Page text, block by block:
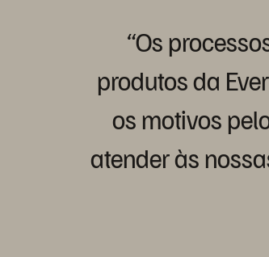
“Os
produtos da
os motivos
atender às